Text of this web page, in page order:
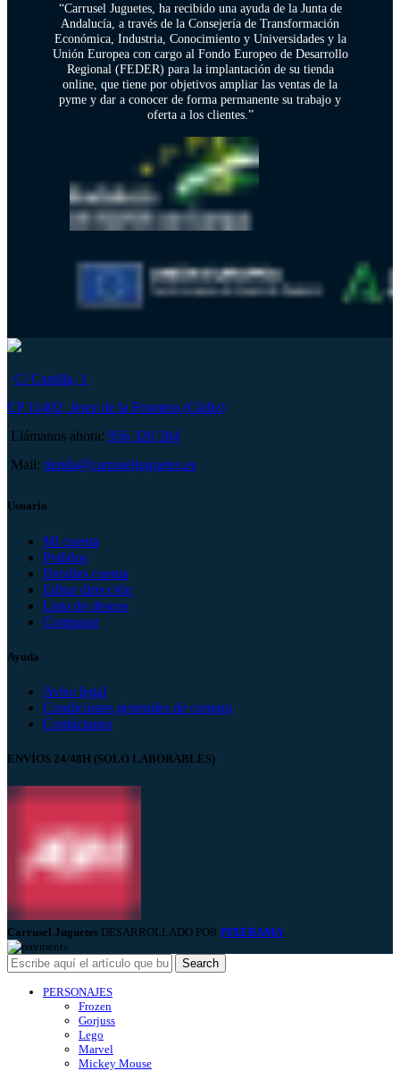
“Carrusel Juguetes, ha recibido una ayuda de la Junta de
Andalucía, a través de la Consejería de Transformación
Económica, Industria, Conocimiento y Universidades y la
Unión Europea con cargo al Fondo Europeo de Desarrollo
Regional (FEDER) para la implantación de su tienda
online, que tiene por objetivos ampliar las ventas de la
pyme y dar a conocer de forma permanente su trabajo y
oferta a los clientes.”
C/ Castilla, 1
CP 11402, Jerez de la Frontera (Cádiz)
Llámanos ahora: 956 320 284
Mail: tienda@carruseljuguetes.es
Usuario
Mi cuenta
Pedidos
Detalles cuenta
Editar dirección
Lista de deseos
Comparar
Ayuda
Aviso legal
Condiciones generales de compra
Contáctanos
ENVÍOS 24/48H (SOLO LABORABLES)
Carrusel Juguetes DESARROLLADO POR PIXERAMA.
Search
PERSONAJES
Frozen
Gorjuss
Lego
Marvel
Mickey Mouse